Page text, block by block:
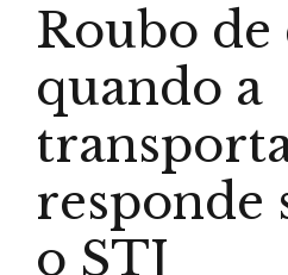
Roubo de
quando a
responde
o STJ